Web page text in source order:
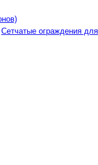
Сетчатые ограждения для